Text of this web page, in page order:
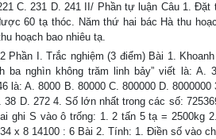
C. 231 D. 241 II/ Phần tự luận Câu 1. Đặt
60 tạ thóc. Năm thứ hai bác Hà thu
hoạch bao nhiêu tạ.
Phần I. Trắc nghiệm (3 điểm) Bài 1.
ba nghìn không trăm linh bảy” viết là: A.
là: A. 8000 B. 80000 C. 800000 D.
38 D. 272 4. Số lớn nhất trong các số:
ghi S vào ô trống: 1. 2 tấn 5 tạ = 2500kg
x 8 14100 : 6 Bài 2. Tính: 1. Điền số vào